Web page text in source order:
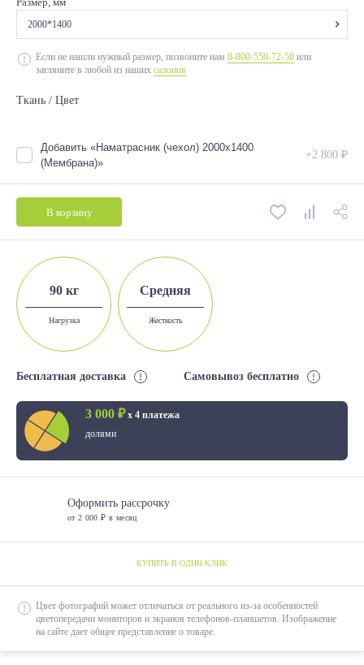
2000*1400
2000*800
2000*1200
2000*1600
2000*1800
Если не нашли нужный размер, позвоните нам 8-800-550-72-50 или
загляните в любой из наших салонов
Ткань / Цвет
Добавить «Наматрасник (чехол) 2000х1400
(Мембрана)»
+2 800 ₽
В корзину
90 кг
Нагрузка
Средняя
Жесткость
Бесплатная доставка Самовывоз бесплатно
3 000 ₽х 4 платежа
долями
Оформить рассрочку
от 2 000 ₽ в месяц
КУПИТЬ В ОДИН КЛИК
Цвет фотографий может отличаться от реального из-за особенностей
цветопередачи мониторов и экранов телефонов-планшетов. Изображение
на сайте дает общее представление о товаре.